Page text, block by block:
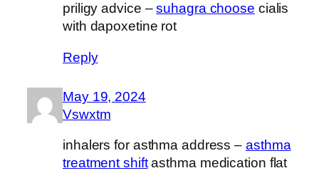
priligy advice –suhagra choose cialis
with dapoxetine rot
Reply
May 19, 2024
Vswxtm
inhalers for asthma address – asthma
treatment shiftasthma medication flat